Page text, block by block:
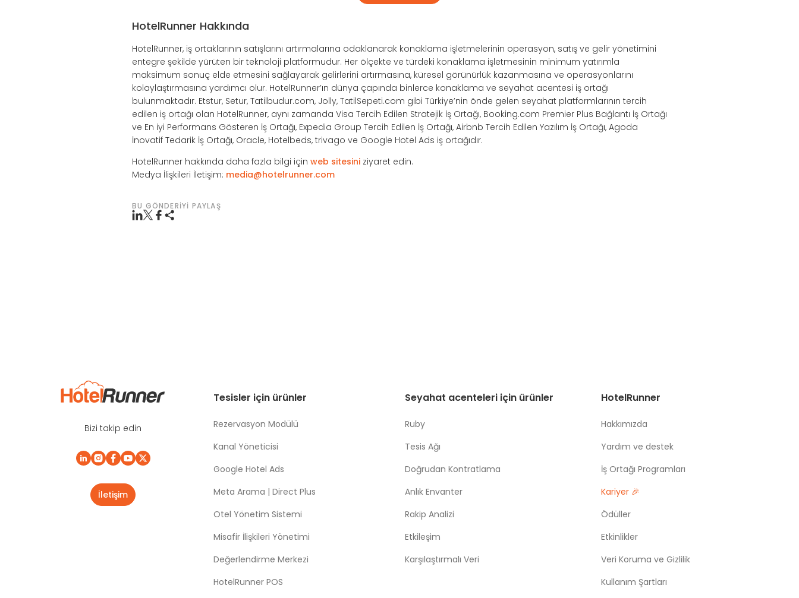
HotelRunner Hakkında
HotelRunner, iş ortaklarının satışlarını artırmalarına odaklanarak konaklama işletmelerinin operasyon, satış ve gelir yönetimini
entegre şekilde yürüten bir teknoloji platformudur. Her ölçekte ve türdeki konaklama işletmesinin minimum yatırımla
maksimum sonuç elde etmesini sağlayarak gelirlerini artırmasına, küresel görünürlük kazanmasına ve operasyonlarını
kolaylaştırmasına yardımcı olur. HotelRunner’ın dünya çapında binlerce konaklama ve seyahat acentesi iş ortağı
bulunmaktadır. Etstur, Setur, Tatilbudur.com, Jolly, TatilSepeti.com gibi Türkiye’nin önde gelen seyahat platformlarının tercih
edilen iş ortağı olan HotelRunner, aynı zamanda Visa Tercih Edilen Stratejik İş Ortağı, Booking.com Premier Plus Bağlantı İş Ortağı
ve En iyi Performans Gösteren İş Ortağı, Expedia Group Tercih Edilen İş Ortağı, Airbnb Tercih Edilen Yazılım İş Ortağı, Agoda
İnovatif Tedarik İş Ortağı, Oracle, Hotelbeds, trivago ve Google Hotel Ads iş ortağıdır.
HotelRunner hakkında daha fazla bilgi için web sitesini ziyaret edin.
Medya İlişkileri İletişim: media@hotelrunner.com
BU GÖNDERIYI PAYLAŞ
Bizi takip edin
İletişim
Tesisler için ürünler
Rezervasyon Modülü
Kanal Yöneticisi
Google Hotel Ads
Meta Arama | Direct Plus
Otel Yönetim Sistemi
Misafir İlişkileri Yönetimi
Değerlendirme Merkezi
HotelRunner POS
Seyahat acenteleri için ürünler
Ruby
Tesis Ağı
Doğrudan Kontratlama
Anlık Envanter
Rakip Analizi
Etkileşim
Karşılaştırmalı Veri
HotelRunner
Hakkımızda
Yardım ve destek
İş Ortağı Programları
Kariyer 🎉
Ödüller
Etkinlikler
Veri Koruma ve Gizlilik
Kullanım Şartları